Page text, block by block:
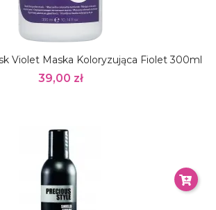
Violet Maska Koloryzująca Fiolet 300ml
39,00 zł